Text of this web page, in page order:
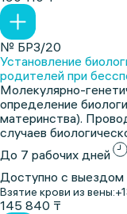
№ БР3/20
Установление
родителей при
Молекулярно-
определение
материнства).
случаев
До 7 рабочих дней
Доступно с
Взятие крови из вены:
145 840 ₸